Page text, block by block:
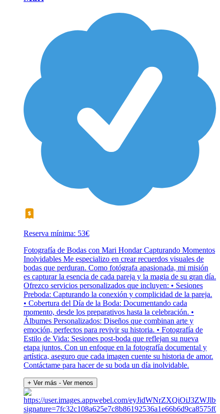
Reserva mínima: 53€
Fotografía de Bodas con Mari Hondar Capturando Momentos
Inolvidables Me especializo en crear recuerdos visuales de
bodas que perduran. Como fotógrafa apasionada, mi misión
es capturar la esencia de cada pareja y la magia de su gran día.
Ofrezco servicios personalizados que incluyen: • Sesiones
Preboda: Capturando la conexión y complicidad de la pareja.
• Cobertura del Día de la Boda: Documentando cada
momento, desde los preparativos hasta la celebración. •
Álbumes Personalizados: Diseños que combinan arte y
emoción, perfectos para revivir su historia. • Fotografía de
Estilo de Vida: Sesiones post-boda que reflejan su nueva
etapa juntos. Con un enfoque en la fotografía documental y
artística, aseguro que cada imagen cuente su historia de amor.
Contáctame para hacer de su boda un día inolvidable.
+ Ver más - Ver menos